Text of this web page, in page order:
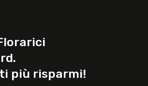
più risparmi!